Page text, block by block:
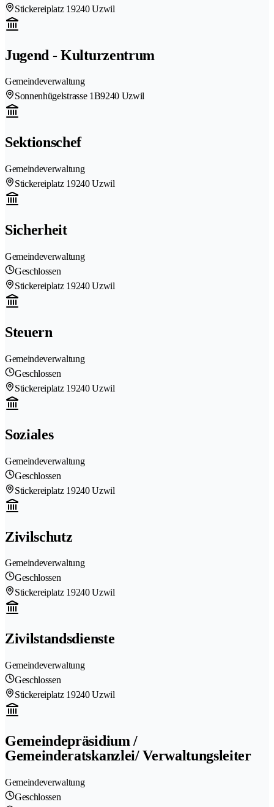
Stickereiplatz 19240 Uzwil
Jugend - Kulturzentrum
Gemeindeverwaltung
Sonnenhügelstrasse 1B9240 Uzwil
Sektionschef
Gemeindeverwaltung
Stickereiplatz 19240 Uzwil
Sicherheit
Gemeindeverwaltung
Geschlossen
Stickereiplatz 19240 Uzwil
Steuern
Gemeindeverwaltung
Geschlossen
Stickereiplatz 19240 Uzwil
Soziales
Gemeindeverwaltung
Geschlossen
Stickereiplatz 19240 Uzwil
Zivilschutz
Gemeindeverwaltung
Geschlossen
Stickereiplatz 19240 Uzwil
Zivilstandsdienste
Gemeindeverwaltung
Geschlossen
Stickereiplatz 19240 Uzwil
Gemeindepräsidium /
Gemeinderatskanzlei/ Verwaltungsleiter
Gemeindeverwaltung
Geschlossen